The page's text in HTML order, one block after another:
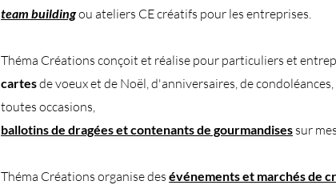
team buildingou ateliers CE créatifs pour les entreprises.​
Théma Créations conçoit et réalise pour particuliers et
cartesde voeux et de Noël, d'anniversaires,de condoléances,
toutes occasions,
ballotins de dragéeset contenants de gourmandises sur
Théma Créations organise desévénements et marchés de